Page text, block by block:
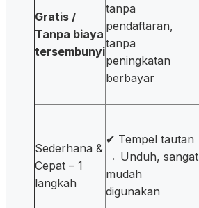
Gratis /
Tanpa biaya
tersembunyi
tanpa
pendaftaran,
tanpa
peningkatan
berbayar
Sederhana &
Cepat – 1
langkah
✔ Tempel tautan
→ Unduh, sangat
mudah
digunakan